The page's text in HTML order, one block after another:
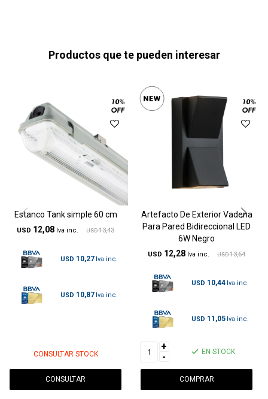
Productos que te pueden interesar
Estanco Tank simple 60 cm
USD 12,08 USD 13,43
USD 10,27
USD 10,87
CONSULTAR STOCK
CONSULTAR
Artefacto De Exterior Vadena
Para Pared Bidireccional LED
6W Negro
USD 12,28 USD 13,64
USD 10,44
USD 11,05
+
-
EN STOCK